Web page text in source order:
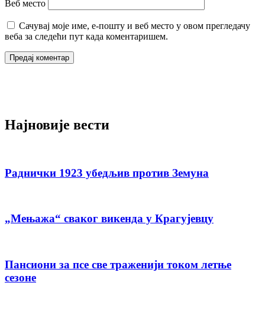
Веб место
Сачувај моје име, е-пошту и веб место у овом прегледачу
веба за следећи пут када коментаришем.
Најновије вести
Раднички 1923 убедљив против Земуна
„Мењажа“ сваког викенда у Крагујевцу
Пансиони за псе све траженији током летње
сезоне